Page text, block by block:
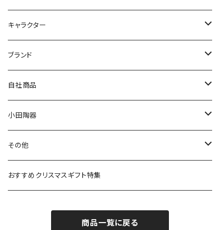
九谷焼
マグ＆カップ
プレート
ボウル
ガラスウェア
カトラリー
キャラクター
ムーミン
80th記念アイテム
リトルミイの日記念アイテム
MOOMIN ANIMATION
スヌーピー
ピーターラビット
ポケットモンスター
ブランド
LA AMYS(エミーズ)
LISA LARSON(リサラーソン)
LAURA ASHLEY(ローラ アシュレイ)
Finlayson(フィンレイソン)
自社商品
ねこ企画
Cecera(セセラ)
CELEC(セレック)
小田陶器
さざなみ
吉祥
その他
リサイクル食器
おすすめクリスマスギフト特集
商品一覧に戻る